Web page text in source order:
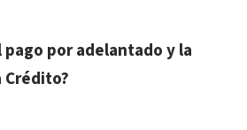
pago por adelantado y la
Crédito?